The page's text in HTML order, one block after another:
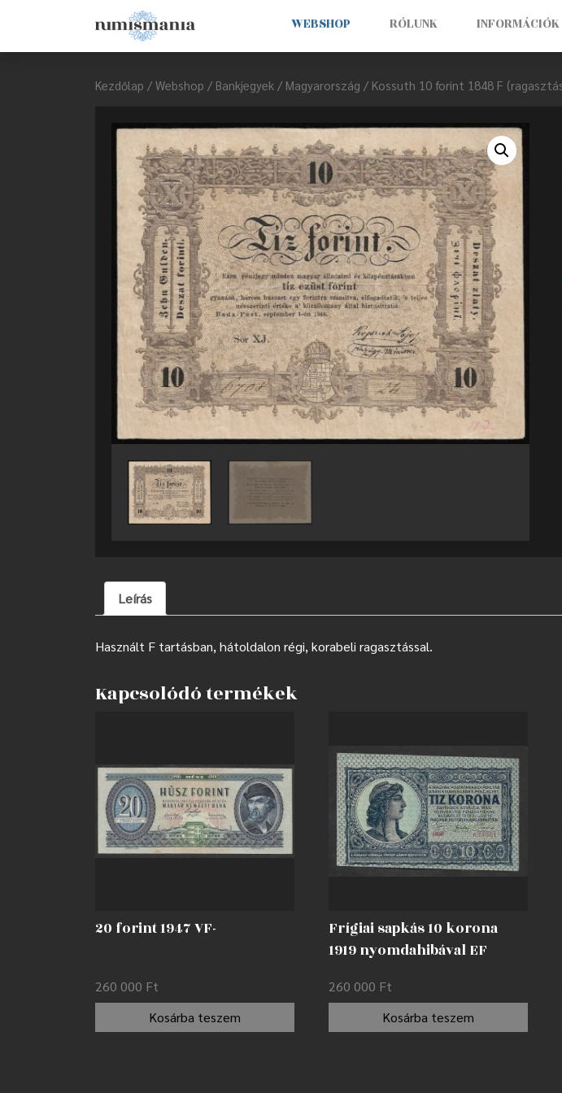
WEBSHOP RÓLUNK INFORMÁCIÓK
Kezdőlap / Webshop / Bankjegyek / Magyarország / Kossuth 10 forint 1848 F
Leírás
Használt F tartásban, hátoldalon régi, korabeli ragasztással.
Kapcsolódó termékek
20 forint 1947 VF-
260 000 Ft
Kosárba teszem
Frígiai sapkás 10 korona
1919 nyomdahibával EF
260 000 Ft
Kosárba teszem